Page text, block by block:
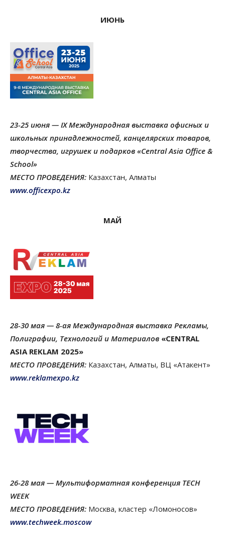
ИЮНЬ
23-25 июня — IX Международная выставка офисных и
школьных принадлежностей, канцелярских товаров,
творчества, игрушек и подарков «Central Asia Office &
School»
МЕСТО ПРОВЕДЕНИЯ: Казахстан, Алматы
www.officexpo.kz
МАЙ
28-30 мая — 8-ая Международная выставка Рекламы,
Полиграфии, Технологий и Материалов «CENTRAL
ASIA REKLAM 2025»
МЕСТО ПРОВЕДЕНИЯ: Казахстан, Алматы, ВЦ «Атакент»
www.reklamexpo.kz
26-28 мая — Мультиформатная конференция TECH
WEEK
МЕСТО ПРОВЕДЕНИЯ: Москва, кластер «Ломоносов»
www.techweek.moscow